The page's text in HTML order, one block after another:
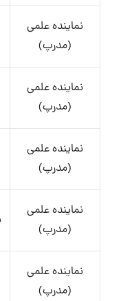
نماینده علمی
(مدرپ)
نماینده علمی
(مدرپ)
نماینده علمی
(مدرپ)
نماینده علمی
(مدرپ)
نماینده علمی
(مدرپ)